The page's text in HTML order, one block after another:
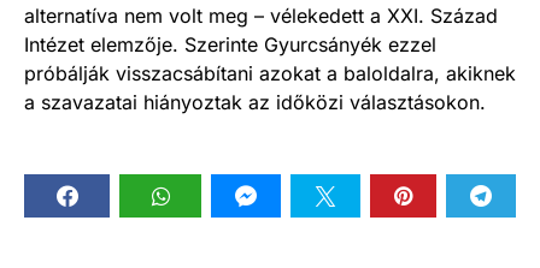
alternatíva nem volt meg – vélekedett a XXI. Század
Intézet elemzője. Szerinte Gyurcsányék ezzel
próbálják visszacsábítani azokat a baloldalra, akiknek
a szavazatai hiányoztak az időközi választásokon.